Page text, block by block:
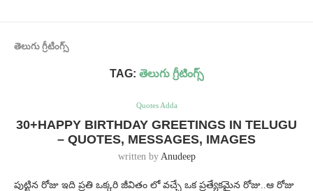
తెలుగు గ్రీటింగ్స్
TAG: తెలుగు గ్రీటింగ్స్
Quotes Adda
30+HAPPY BIRTHDAY GREETINGS IN TELUGU
– QUOTES, MESSAGES, IMAGES
written by Anudeep
పుట్టిన రోజు ఇది ప్రతి ఒక్కరి జీవితం లో వచ్చే ఒక ప్రత్యేకమైన రోజు..ఆ రోజు